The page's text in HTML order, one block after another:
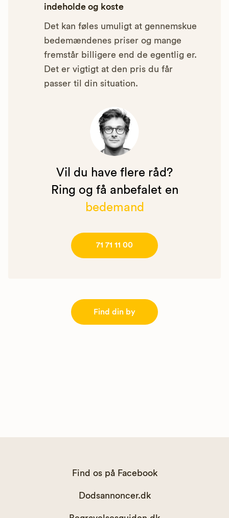
indeholde og koste
Det kan føles umuligt at gennemskue
bedemændenes priser og mange
fremstår billigere end de egentlig er.
Det er vigtigt at den pris du får
passer til din situation.
Vil du have flere råd?
Ring og få anbefalet en
bedemand
71 71 11 00
Find din by
Find os på Facebook
Dodsannoncer.dk